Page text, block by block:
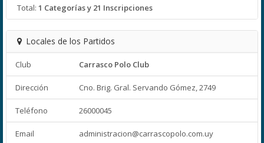
Total: 1 Categorías y 21 Inscripciones
Locales de los Partidos
Club Carrasco Polo Club
Dirección Cno. Brig. Gral. Servando Gómez, 2749
Teléfono 26000045
Email administracion@carrascopolo.com.uy